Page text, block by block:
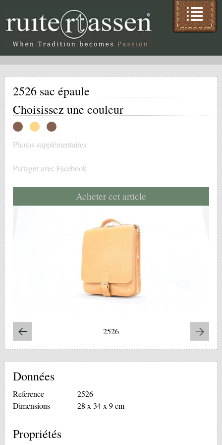
2526 sac épaule
Choisissez une couleur
Photos supplémentaires
Partager avec Facebook
Acheter cet article
2526
Données
Reference
2526
Dimensions
28 x 34 x 9 cm
Propriétés